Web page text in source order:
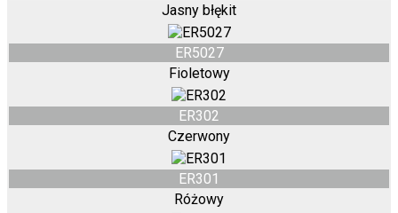
Jasny błękit
ER5027
Fioletowy
ER302
Czerwony
ER301
Różowy